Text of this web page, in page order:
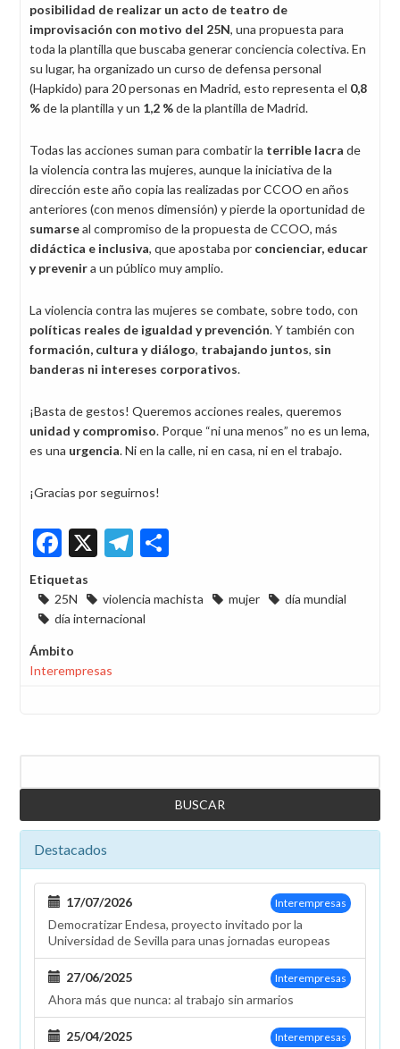
posibilidad de realizar un acto de teatro de
improvisación con motivo del 25N, una propuesta para
toda la plantilla que buscaba generar conciencia colectiva. En
su lugar, ha organizado un curso de defensa personal
(Hapkido) para 20 personas en Madrid, esto representa el 0,8
%de la plantilla y un 1,2 %de la plantilla de Madrid.
Todas las acciones suman para combatir la terrible lacra de
la violencia contra las mujeres, aunque la iniciativa de la
dirección este año copia las realizadas por CCOO en años
anteriores (con menos dimensión) y pierde la oportunidad de
sumarseal compromiso de la propuesta de CCOO, más
didáctica e inclusiva, que apostaba por concienciar, educar
y prevenira un público muy amplio.
La violencia contra las mujeres se combate, sobre todo, con
políticas reales de igualdad y prevención. Y también con
formación, cultura y diálogo, trabajando juntos, sin
banderas ni intereses corporativos.
¡Basta de gestos! Queremos acciones reales, queremos
unidad y compromiso. Porque “ni una menos” no es un lema,
es una urgencia. Ni en la calle, ni en casa, ni en el trabajo.
¡Gracias por seguirnos!
Facebook
X Telegram
Etiquetas
25N
violencia machista mujer
día mundial
día internacional
Ámbito
Interempresas
Destacados
Interempresas
17/07/2026
Democratizar Endesa, proyecto invitado por la
Universidad de Sevilla para unas jornadas europeas
Interempresas
27/06/2025
Ahora más que nunca: al trabajo sin armarios
Interempresas
25/04/2025